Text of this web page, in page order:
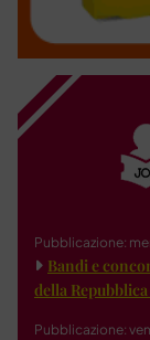
Pubblicazione:
Bandi e
della
Pubblicazione: